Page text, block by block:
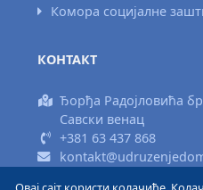
Комора социјалне
КОНТАКТ
Ђорђа Радојловића
Савски венац
+381 63 437 868